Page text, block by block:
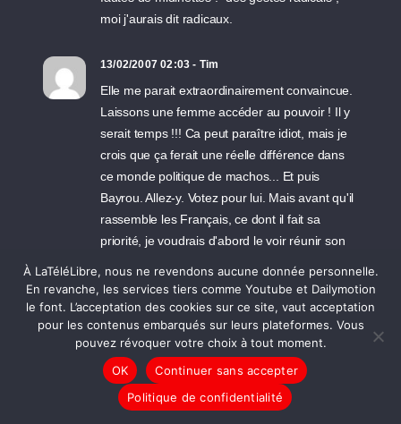
moi j'aurais dit radicaux.
13/02/2007 02:03 - Tim
Elle me parait extraordinairement convaincue.
Laissons une femme accéder au pouvoir ! Il y
serait temps !!! Ca peut paraître idiot, mais je
crois que ça ferait une réelle différence dans
ce monde politique de machos... Et puis
Bayrou. Allez-y. Votez pour lui. Mais avant qu'il
rassemble les Français, ce dont il fait sa
priorité, je voudrais d'abord le voir réunir son
propre parti, parce qu'avec tous les récents
départs...
13/02/2007 01:17 - morrigan
convaincu ? Va voir Bayrou..tu verras ce que
c'est être convaincu !
À LaTéléLibre, nous ne revendons aucune donnée personnelle.
En revanche, les services tiers comme Youtube et Dailymotion
le font. L’acceptation des cookies sur ce site, vaut acceptation
pour les contenus embarqués sur leurs plateformes. Vous
pouvez révoquer votre choix à tout moment.
OK
Continuer sans accepter
Politique de confidentialité